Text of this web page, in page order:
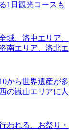
1日観光コースも
域、洛中エリア、
南エリア、洛北エ
から世界遺産が多
の嵐山エリアに人
われる、お祭り・